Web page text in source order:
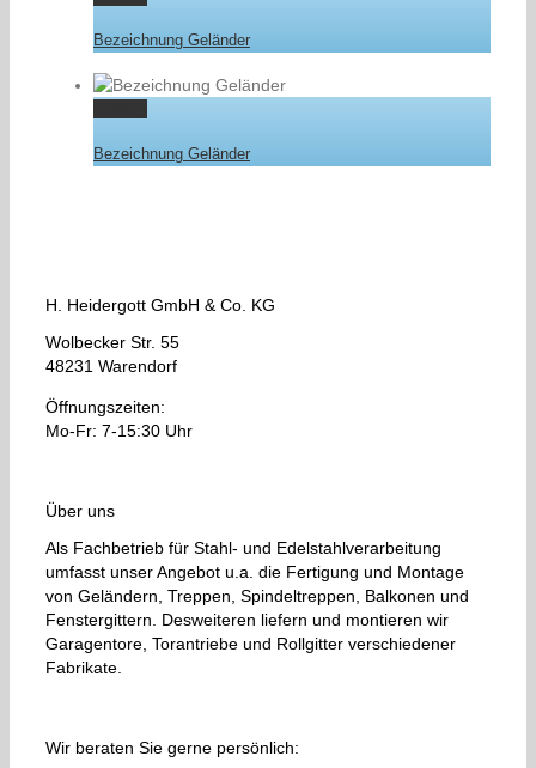
Bezeichnung Geländer
Bezeichnung Geländer
H. Heidergott GmbH & Co. KG
Wolbecker Str. 55
48231 Warendorf
Öffnungszeiten:
Mo-Fr: 7-15:30 Uhr
Über uns
Als Fachbetrieb für Stahl- und Edelstahlverarbeitung
umfasst unser Angebot u.a. die Fertigung und Montage
von Geländern, Treppen, Spindeltreppen, Balkonen und
Fenstergittern. Desweiteren liefern und montieren wir
Garagentore, Torantriebe und Rollgitter verschiedener
Fabrikate.
Wir beraten Sie gerne persönlich: